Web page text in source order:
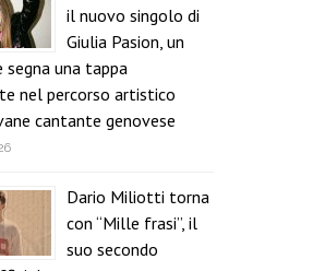
il nuovo singolo di
Giulia Pasion, un
segna una tappa
nel percorso artistico
cantante genovese
Dario Miliotti torna
con “Mille frasi”, il
suo secondo